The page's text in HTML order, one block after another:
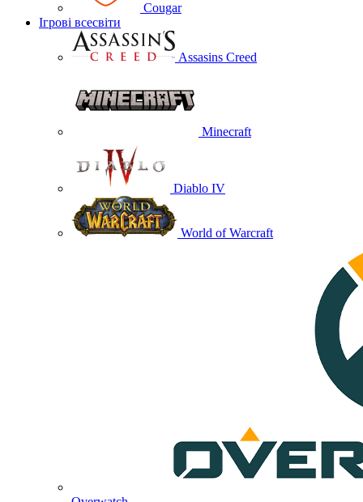
Cougar
Ігрові всесвіти
Assasins Creed
Minecraft
Diablo IV
World of Warcraft